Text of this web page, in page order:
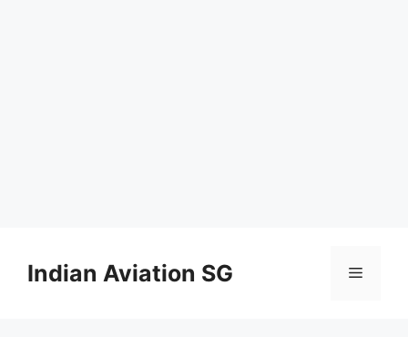
contentIndian Aviation SG Menu